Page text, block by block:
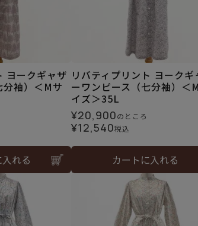
ヨークギャザ
袖）＜Mサ
れる
リバティプリント ヨークギ
ーワンピース（七分袖）＜
イズ＞35L
¥20,900のところ
¥12,540税込
カートに入れる